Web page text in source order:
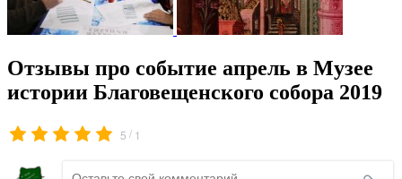
Отзывы про событие апрель в Музее
истории Благовещенского собора 2019
5 / 1